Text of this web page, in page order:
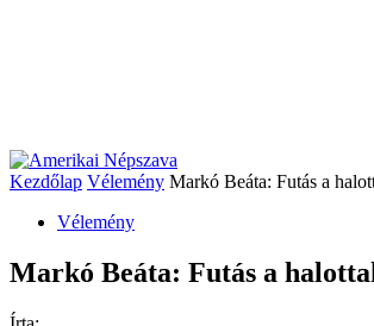
Kezdőlap Vélemény Markó Beáta: Futás a
Vélemény
Markó Beáta: Futás a